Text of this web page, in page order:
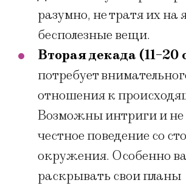
разумно, не тратя их на
бесполезные вещи.
Вторая декада (11-20
потребует
отношения к
Возможны интриги и не
честное поведение со
окружения. Особенно
раскрывать свои планы